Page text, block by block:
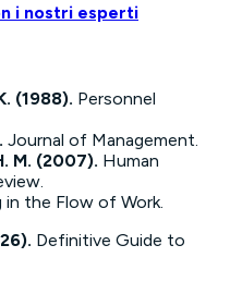
i nostri esperti
(1988). Personnel
Journal of Management.
M. (2007). Human
.
in the Flow of Work.
Definitive Guide to